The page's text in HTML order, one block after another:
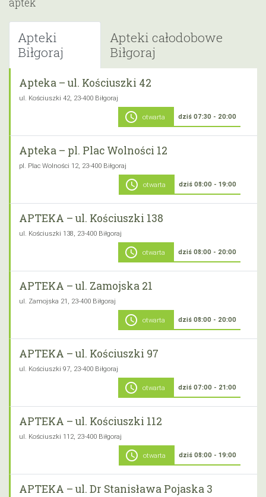
Apteki
Biłgoraj
Apteki całodobowe
Biłgoraj
Apteka – ul. Kościuszki 42
ul. Kościuszki 42, 23-400 Biłgoraj
schedule otwarta dziś 07:30 - 20:00
Apteka – pl. Plac Wolności 12
pl. Plac Wolności 12, 23-400 Biłgoraj
schedule otwarta dziś 08:00 - 19:00
APTEKA – ul. Kościuszki 138
ul. Kościuszki 138, 23-400 Biłgoraj
schedule otwarta dziś 08:00 - 20:00
APTEKA – ul. Zamojska 21
ul. Zamojska 21, 23-400 Biłgoraj
schedule otwarta dziś 08:00 - 20:00
APTEKA – ul. Kościuszki 97
ul. Kościuszki 97, 23-400 Biłgoraj
schedule otwarta dziś 07:00 - 21:00
APTEKA – ul. Kościuszki 112
ul. Kościuszki 112, 23-400 Biłgoraj
schedule otwarta dziś 08:00 - 19:00
APTEKA – ul. Dr Stanisława Pojaska 3